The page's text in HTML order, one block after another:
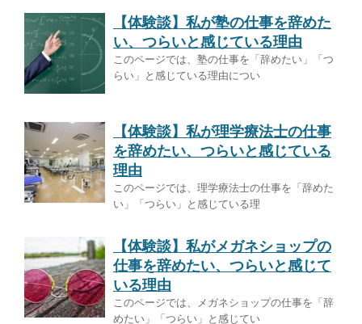
【体験談】私が塾の仕事を辞めた
い、つらいと感じている理由
このページでは、塾の仕事を「辞めたい」「つ
らい」と感じている理由につい
【体験談】私が理学療法士の仕事
を辞めたい、つらいと感じている
理由
このページでは、理学療法士の仕事を「辞めた
い」「つらい」と感じている理
【体験談】私がメガネショップの
仕事を辞めたい、つらいと感じて
いる理由
このページでは、メガネショップの仕事を「辞
めたい」「つらい」と感じてい